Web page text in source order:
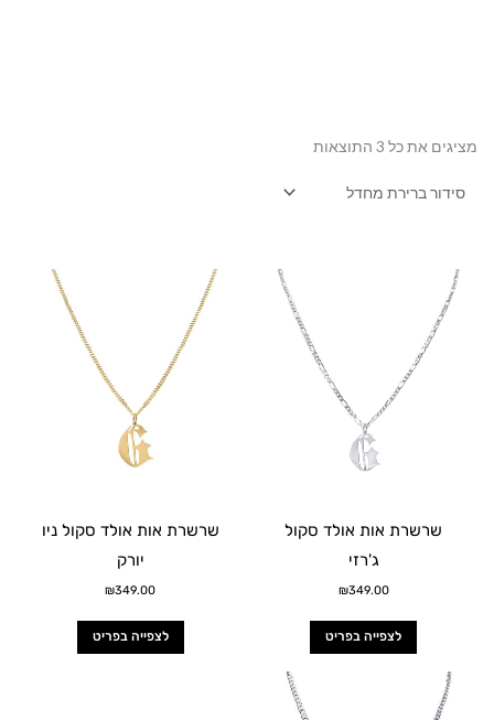
מציגים את כל ⁦3⁩ התוצאות
שרשרת אות אולד סקול
ג'רזי
₪349.00
לצפייה בפריט
שרשרת אות אולד סקול ניו
יורק
₪349.00
לצפייה בפריט